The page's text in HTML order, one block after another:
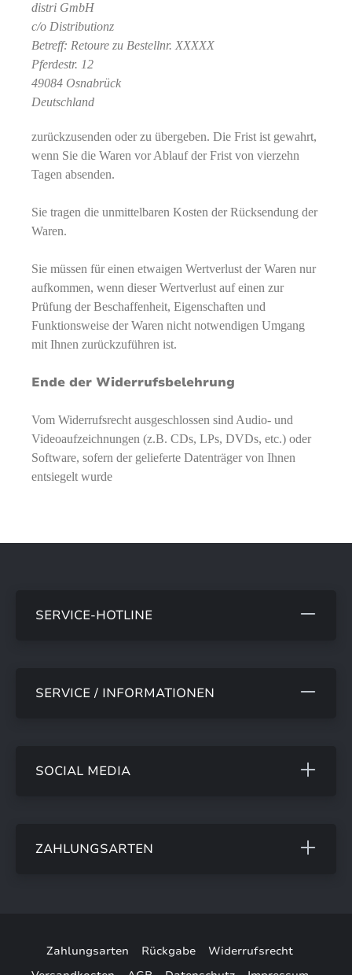
distri GmbH
c/o Distributionz
Betreff: Retoure zu Bestellnr. XXXXX
Pferdestr. 12
49084 Osnabrück
Deutschland
zurückzusenden oder zu übergeben. Die Frist ist gewahrt,
wenn Sie die Waren vor Ablauf der Frist von vierzehn
Tagen absenden.
Sie tragen die unmittelbaren Kosten der Rücksendung der
Waren.
Sie müssen für einen etwaigen Wertverlust der Waren nur
aufkommen, wenn dieser Wertverlust auf einen zur
Prüfung der Beschaffenheit, Eigenschaften und
Funktionsweise der Waren nicht notwendigen Umgang
mit Ihnen zurückzuführen ist.
Ende der Widerrufsbelehrung
Vom Widerrufsrecht ausgeschlossen sind Audio- und
Videoaufzeichnungen (z.B. CDs, LPs, DVDs, etc.) oder
Software, sofern der gelieferte Datenträger von Ihnen
entsiegelt wurde
SERVICE-HOTLINE
SERVICE / INFORMATIONEN
SOCIAL MEDIA
ZAHLUNGSARTEN
Zahlungsarten Rückgabe
Widerrufsrecht